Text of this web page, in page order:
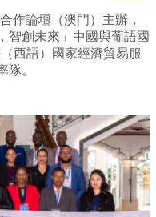
作論壇（澳門）主辦，
智創未來」中國與葡語國
西語）國家經濟貿易服
。